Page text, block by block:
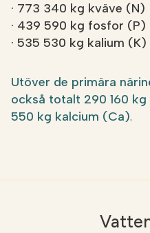
· 773 340 kg kväve (N)
· 439 590 kg fosfor (P)
· 535 530 kg kalium (K)
Utöver de primära
också totalt 290 160
550 kg kalcium (Ca).